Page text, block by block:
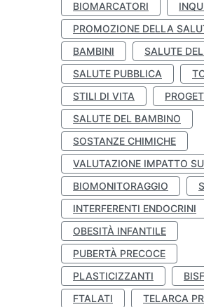
BIOMARCATORI
PROMOZIONE DELLA
BAMBINI
SALUTE
SALUTE PUBBLICA
STILI DI VITA
SALUTE DEL BAMBINO
SOSTANZE CHIMICHE
VALUTAZIONE IMPATTO
BIOMONITORAGGIO
INTERFERENTI ENDOCRINI
OBESITÀ INFANTILE
PUBERTÀ PRECOCE
PLASTICIZZANTI
FTALATI
TELARCA